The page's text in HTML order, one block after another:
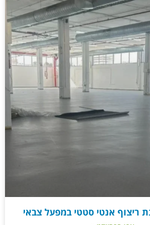
ריצוף אנטי סטטי במפעל צבאי